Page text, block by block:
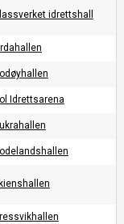
idrettshall
Idrettsarena